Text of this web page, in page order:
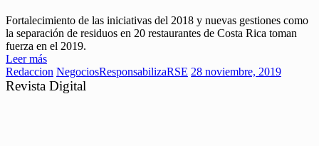
Fortalecimiento de las iniciativas del 2018 y nuevas gestiones como
la separación de residuos en 20 restaurantes de Costa Rica toman
fuerza en el 2019.
Leer más
Redaccion NegociosResponsabilizaRSE 28 noviembre, 2019
Revista Digital